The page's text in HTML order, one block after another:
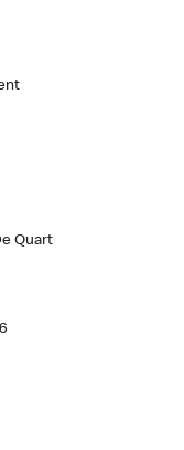
Quart